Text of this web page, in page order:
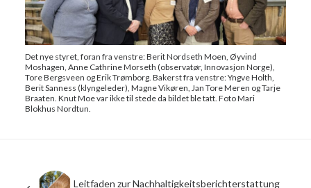
Det nye styret, foran fra venstre: Berit Nordseth Moen, Øyvind
Moshagen, Anne Cathrine Morseth (observatør, Innovasjon Norge),
Tore Bergsveen og Erik Trømborg. Bakerst fra venstre: Yngve Holth,
Berit Sanness (klyngeleder), Magne Vikøren, Jan Tore Meren og Tarje
Braaten. Knut Moe var ikke til stede da bildet ble tatt. Foto Mari
Blokhus Nordtun.
Leitfaden zur Nachhaltigkeitsberichterstattung